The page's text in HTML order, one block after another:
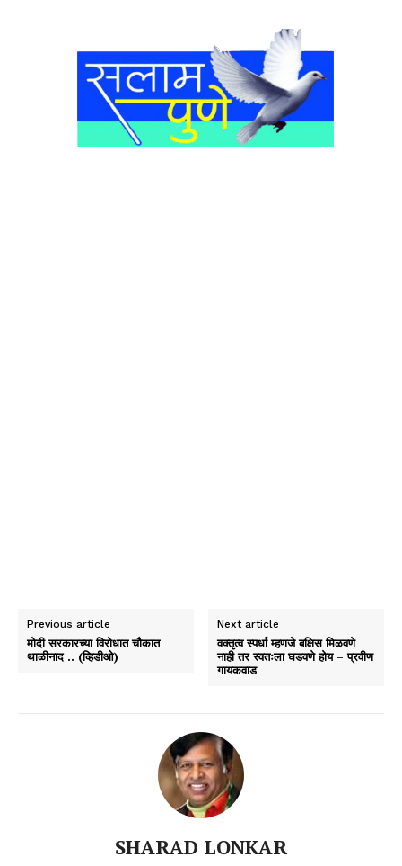
Previous article
मोदी सरकारच्या विरोधात चौकात
थाळीनाद .. (व्हिडीओ)
Next article
वक्तृत्व स्पर्धा म्हणजे बक्षिस मिळवणे
नाही तर स्वतःला घडवणे होय – प्रवीण
गायकवाड
SHARAD LONKAR